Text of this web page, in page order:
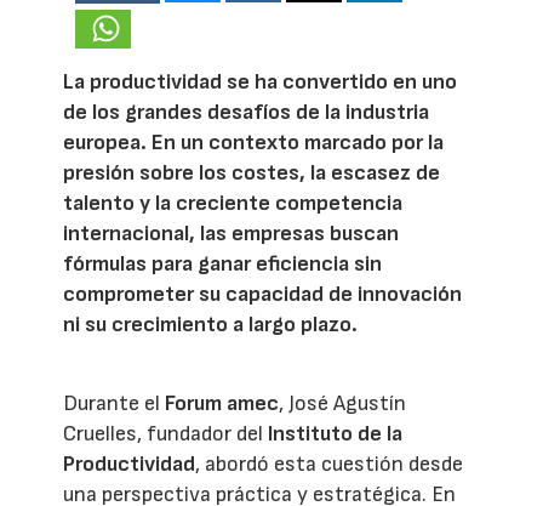
La productividad se ha convertido en uno
de los grandes desafíos de la industria
europea. En un contexto marcado por la
presión sobre los costes, la escasez de
talento y la creciente competencia
internacional, las empresas buscan
fórmulas para ganar eficiencia sin
comprometer su capacidad de innovación
ni su crecimiento a largo plazo.
Durante el Forum amec, José Agustín
Cruelles, fundador del Instituto de la
Productividad, abordó esta cuestión desde
una perspectiva práctica y estratégica. En